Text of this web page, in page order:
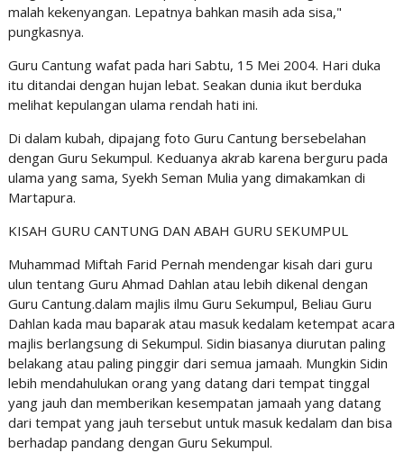
malah kekenyangan. Lepatnya bahkan masih ada sisa,"
pungkasnya.
Guru Cantung wafat pada hari Sabtu, 15 Mei 2004. Hari duka
itu ditandai dengan hujan lebat. Seakan dunia ikut berduka
melihat kepulangan ulama rendah hati ini.
Di dalam kubah, dipajang foto Guru Cantung bersebelahan
dengan Guru Sekumpul. Keduanya akrab karena berguru pada
ulama yang sama, Syekh Seman Mulia yang dimakamkan di
Martapura.
KISAH GURU CANTUNG DAN ABAH GURU SEKUMPUL
Muhammad Miftah Farid Pernah mendengar kisah dari guru
ulun tentang Guru Ahmad Dahlan atau lebih dikenal dengan
Guru Cantung.dalam majlis ilmu Guru Sekumpul, Beliau Guru
Dahlan kada mau baparak atau masuk kedalam ketempat acara
majlis berlangsung di Sekumpul. Sidin biasanya diurutan paling
belakang atau paling pinggir dari semua jamaah. Mungkin Sidin
lebih mendahulukan orang yang datang dari tempat tinggal
yang jauh dan memberikan kesempatan jamaah yang datang
dari tempat yang jauh tersebut untuk masuk kedalam dan bisa
berhadap pandang dengan Guru Sekumpul.